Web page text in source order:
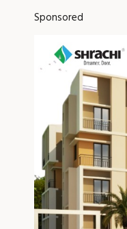
Sponsored